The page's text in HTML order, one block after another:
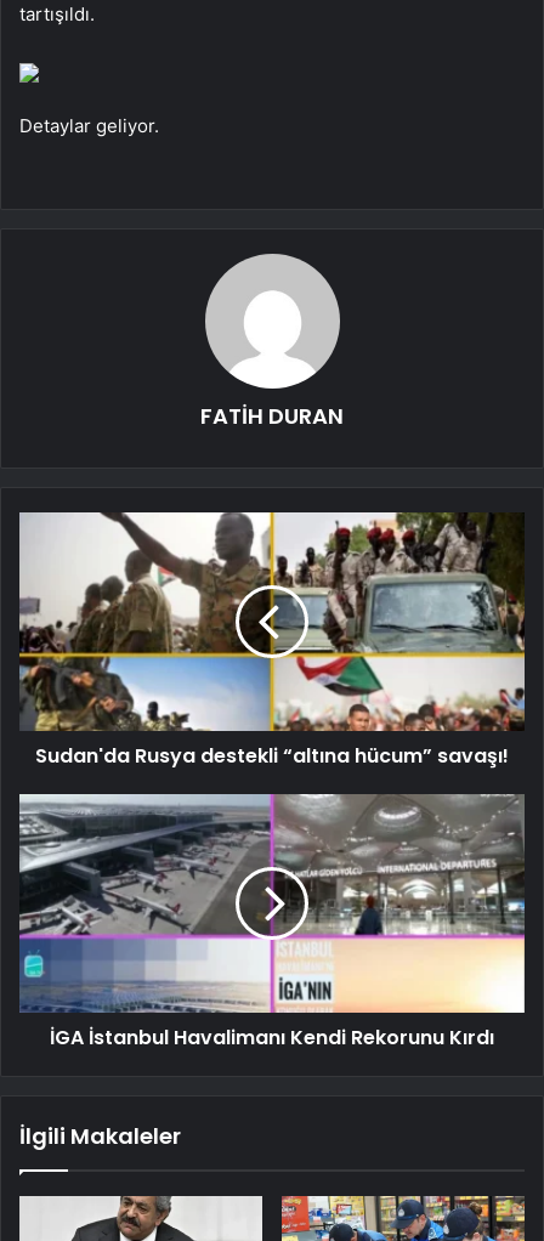
tartışıldı.
Detaylar geliyor.
FATİH DURAN
Sudan'da Rusya destekli “altına hücum” savaşı!
İGA İstanbul Havalimanı Kendi Rekorunu Kırdı
İlgili Makaleler